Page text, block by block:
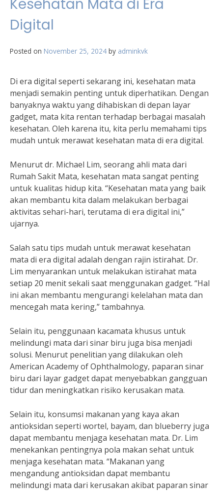
Kesehatan Mata di Era
Digital
Posted on November 25, 2024 by adminkvk
Di era digital seperti sekarang ini, kesehatan mata
menjadi semakin penting untuk diperhatikan. Dengan
banyaknya waktu yang dihabiskan di depan layar
gadget, mata kita rentan terhadap berbagai masalah
kesehatan. Oleh karena itu, kita perlu memahami tips
mudah untuk merawat kesehatan mata di era digital.
Menurut dr. Michael Lim, seorang ahli mata dari
Rumah Sakit Mata, kesehatan mata sangat penting
untuk kualitas hidup kita. “Kesehatan mata yang baik
akan membantu kita dalam melakukan berbagai
aktivitas sehari-hari, terutama di era digital ini,”
ujarnya.
Salah satu tips mudah untuk merawat kesehatan
mata di era digital adalah dengan rajin istirahat. Dr.
Lim menyarankan untuk melakukan istirahat mata
setiap 20 menit sekali saat menggunakan gadget. “Hal
ini akan membantu mengurangi kelelahan mata dan
mencegah mata kering,” tambahnya.
Selain itu, penggunaan kacamata khusus untuk
melindungi mata dari sinar biru juga bisa menjadi
solusi. Menurut penelitian yang dilakukan oleh
American Academy of Ophthalmology, paparan sinar
biru dari layar gadget dapat menyebabkan gangguan
tidur dan meningkatkan risiko kerusakan mata.
Selain itu, konsumsi makanan yang kaya akan
antioksidan seperti wortel, bayam, dan blueberry juga
dapat membantu menjaga kesehatan mata. Dr. Lim
menekankan pentingnya pola makan sehat untuk
menjaga kesehatan mata. “Makanan yang
mengandung antioksidan dapat membantu
melindungi mata dari kerusakan akibat paparan sinar